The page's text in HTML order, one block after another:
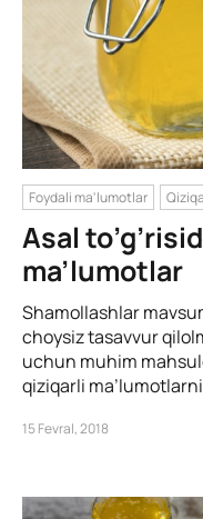
Foydali ma'lumotlar
Asal
ma’lumotlar
Shamollashlar
choysiz tasavvur
uchun muhim
qiziqarli
15 Fevral, 2018